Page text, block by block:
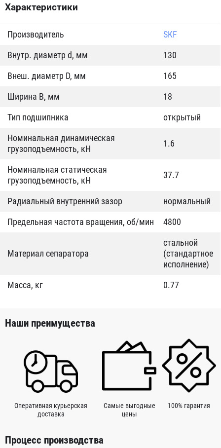
Характеристики
Производитель
SKF
Внутр. диаметр d, мм
130
Внеш. диаметр D, мм
165
Ширина B, мм
18
Тип подшипника
открытый
Номинальная динамическая
грузоподъемность, кН
1.6
Номинальная статическая
грузоподъемность, кН
37.7
Радиальный внутренний зазор
нормальный
Предельная частота вращения, об/мин
4800
Материал сепаратора
стальной
(стандартное
исполнение)
Масса, кг
0.77
Наши преимущества
Оперативная курьерская
доставка
Самые выгодные
цены
100% гарантия
Процесс производства